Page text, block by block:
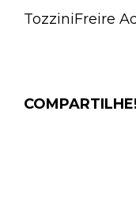
TozziniFreire
COMPARTILHE!